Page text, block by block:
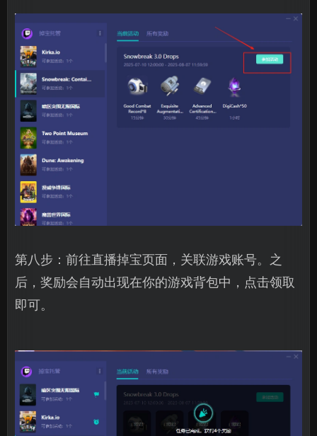
第八步：前往直播掉宝页面，关联游戏账号。之
后，奖励会自动出现在你的游戏背包中，点击领取
即可。